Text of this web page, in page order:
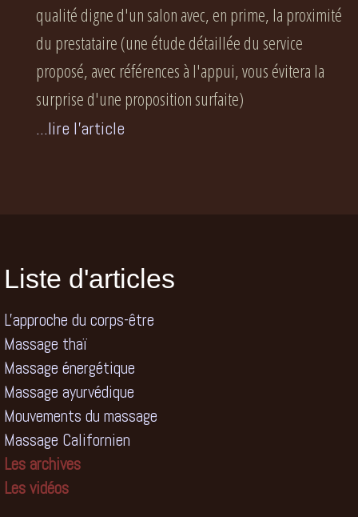
qualité digne d'un salon avec, en prime, la proximité
du prestataire (une étude détaillée du service
proposé, avec références à l'appui, vous évitera la
surprise d'une proposition surfaite)
...lire l'article
Liste d'articles
L'approche du corps-être
Massage thaï
Massage énergétique
Massage ayurvédique
Mouvements du massage
Massage Californien
Les archives
Les vidéos